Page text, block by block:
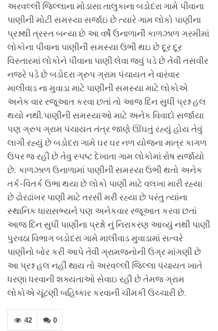
અરવલ્લી જિલ્લાના મોડાસા તાલુકાના બડોદરા ગામે પીવાના
પાણીની મોટી સમસ્યા સર્જાઇ છે ત્યારે ગામ લોકો પાણીના
પ્રશ્નથી ત્રસ્ત બન્યા છે આ વર્ષે ઉનાળાની કાળઝાળ ગરમીમાં
લોકોના પીવાના પાણીની સમસ્યા ઉભી થઇ છે દૂર દૂર
વિસ્તારમાં લોકોને પીવાના પાણી લેવા જવું પડે છે તેવી તસવીર
નજરે પડે છે બડોદરા ગ્રુપ ગ્રામ પંચાયત ને વારંવાર
માલીવાડ ના મુવાડા માટે પાણીની સમસ્યા માટે લોકોએ
અનેક વાર રજૂઆત કરવા છતાં તો આજ દિન સુધી પ્રશ્ન હલ
થયો નથી.પાણીની સમસ્યાઓ માટે અનેક વિવાદો સર્જાયા
પણ ગ્રુપ ગ્રામ પંચાયત તંત્ર જાણે ઊંઘતું રહ્યું હોય તેવું
લાગી રહ્યું છે બડોદરા ગામે ઘર ઘર નળ યોજના માત્ર કાગળ
ઉપર જ રહી છે તેવુ સ્પષ્ટ દેખાતા ગામ લોકોમાં રોષ સર્જાયો
છે. કાળઝાળ ઉનાળામાં પાણીની સમસ્યા ઉભી થતો અનેક
તર્ક-વિતર્ક ઉભા થયા છે લોકો પાણી માટે વલખા મારી રહ્યા
છે ઢોરઢાંખર પાણી માટે તરસી મરી રહ્યા છે પરંતુ ત્યાંના
સ્થાનિક ધારાસભ્યને પણ અનેકવાર રજૂઆત કરવા છતાં
આજ દિન સુધી પાણીના પ્રશ્નો નું નિરાકરણ આવ્યું નથી પાણી
પુરવઠા વિભાગ બડોદરા ગામે માલીવાડ મુવાડામાં સત્વરે
પાણીનો બોર કરી આપે તેવી ગ્રામજનોની ઉગ્ર માંગણી છે
આ પ્રશ્ન હલ નહીં થાય તો અરવલ્લી જિલ્લા પંચાયત ખાતે
ધરણા ધરવાની શક્યતાઓ સેવાઇ રહી છે તેમજ ગ્રામ
લોકોએ ચૂંટણી બહિષ્કાર કરવાની ચીમકી ઉચ્ચારી છે.
0
42